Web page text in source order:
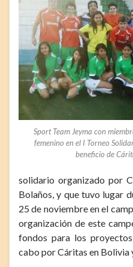
Sport Team Jeyma con
femenino en el I Torneo
beneficio de
solidario organizado por
Bolaños, y que tuvo lugar
25 de noviembre en el
organización de este
fondos para los
cabo por Cáritas en Bolivia